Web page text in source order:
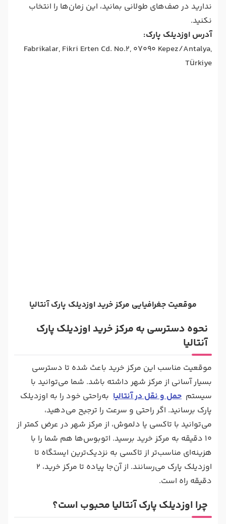
ندارید در صف‌های طولانی بمانید، این زمان‌ها را انتخاب
نکنید.
آدرس اوزدیلک پارک:
Fabrikalar, Fikri Erten Cd. No.2, 07090 Kepez/Antalya,
Türkiye
موقعیت جغرافیایی مرکز خرید اوزدیلک پارک آنتالیا
نحوه دسترسی به مرکز خرید اوزدیلک پارک
آنتالیا
موقعیت مناسب این مرکز خرید باعث شده تا دسترسی
بسیار آسانی از مرکز شهر داشته باشد. شما می‌توانید با
سیستم حمل ‌و نقل در آنتالیا به‌راحتی خود را به اوزدیلک
پارک برسانید. اگر راحتی و سرعت را ترجیح می‌دهید،
می‌توانید با تاکسی یا دلموش، از مرکز شهر در عرض کمتر از
10 دقیقه به مرکز خرید برسید. اتوبوس‌ها هم شما را با
هزینه‌ای مناسب‌تر از تاکسی‌ به نزدیک‌ترین ایستگاه تا
اوزدیلک پارک می‌رسانند. از آن‌جا پیاده تا مرکز خرید، 2
دقیقه راه است.
چرا اوزدیلک پارک آنتالیا محبوب است؟